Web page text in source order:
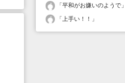
「平和がお嫌いのようで 」
「 上手い！！ 」